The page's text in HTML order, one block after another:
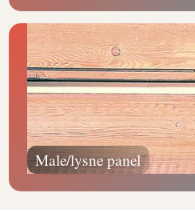
Male/lysne panel